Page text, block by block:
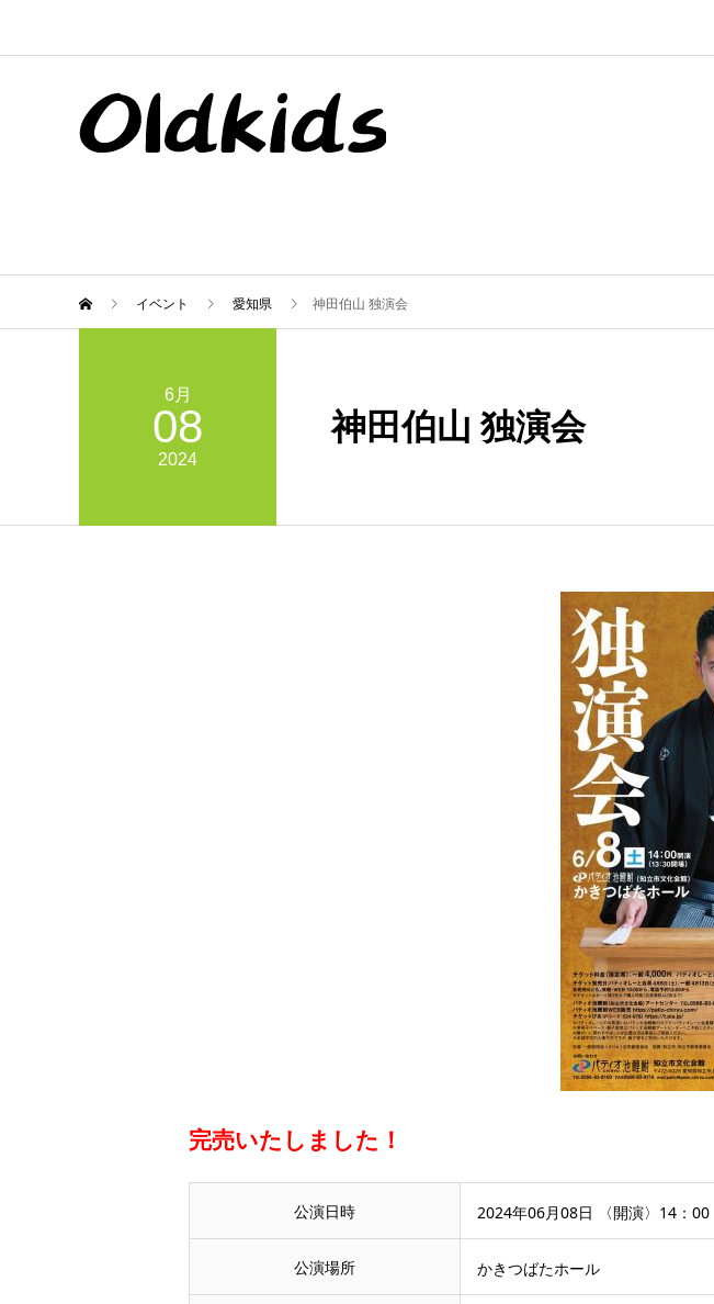
イベント 愛知県 神田伯山 独演会
6月
08
2024
神田伯山 独演会
完売いたしました！
公演日時 2024年06月08日 〈開演〉14：
公演場所 かきつばたホール